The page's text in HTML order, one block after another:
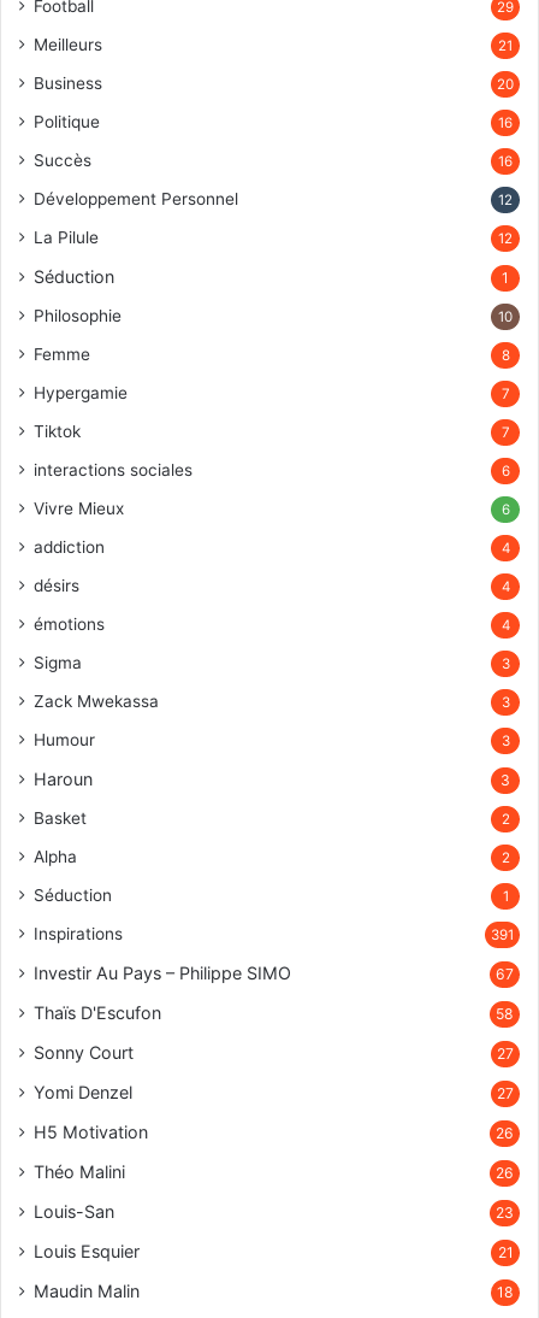
Football 29
Meilleurs 21
Business 20
Politique 16
Succès 16
Développement Personnel 12
La Pilule 12
Séduction 1
Philosophie 10
Femme 8
Hypergamie 7
Tiktok 7
interactions sociales 6
Vivre Mieux 6
addiction 4
désirs 4
émotions 4
Sigma 3
Zack Mwekassa 3
Humour 3
Haroun 3
Basket 2
Alpha 2
Séduction 1
Inspirations 391
Investir Au Pays – Philippe SIMO 67
Thaïs D'Escufon 58
Sonny Court 27
Yomi Denzel 27
H5 Motivation 26
Théo Malini 26
Louis-San 23
Louis Esquier 21
Maudin Malin 18